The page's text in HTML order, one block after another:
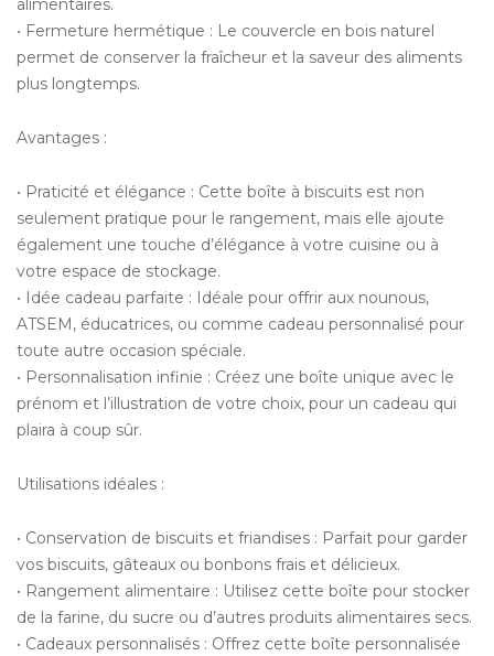
alimentaires.
• Fermeture hermétique : Le couvercle en bois naturel
permet de conserver la fraîcheur et la saveur des aliments
plus longtemps.
Avantages :
• Praticité et élégance : Cette boîte à biscuits est non
seulement pratique pour le rangement, mais elle ajoute
également une touche d’élégance à votre cuisine ou à
votre espace de stockage.
• Idée cadeau parfaite : Idéale pour offrir aux nounous,
ATSEM, éducatrices, ou comme cadeau personnalisé pour
toute autre occasion spéciale.
• Personnalisation infinie : Créez une boîte unique avec le
prénom et l’illustration de votre choix, pour un cadeau qui
plaira à coup sûr.
Utilisations idéales :
• Conservation de biscuits et friandises : Parfait pour garder
vos biscuits, gâteaux ou bonbons frais et délicieux.
• Rangement alimentaire : Utilisez cette boîte pour stocker
de la farine, du sucre ou d’autres produits alimentaires secs.
• Cadeaux personnalisés : Offrez cette boîte personnalisée